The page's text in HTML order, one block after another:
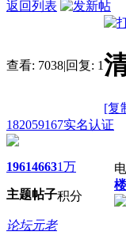
返回列表
查看: 7038|回复: 1
[复
182059167实名认证
1961
主题
4663
帖子
1万
积分
论坛元老